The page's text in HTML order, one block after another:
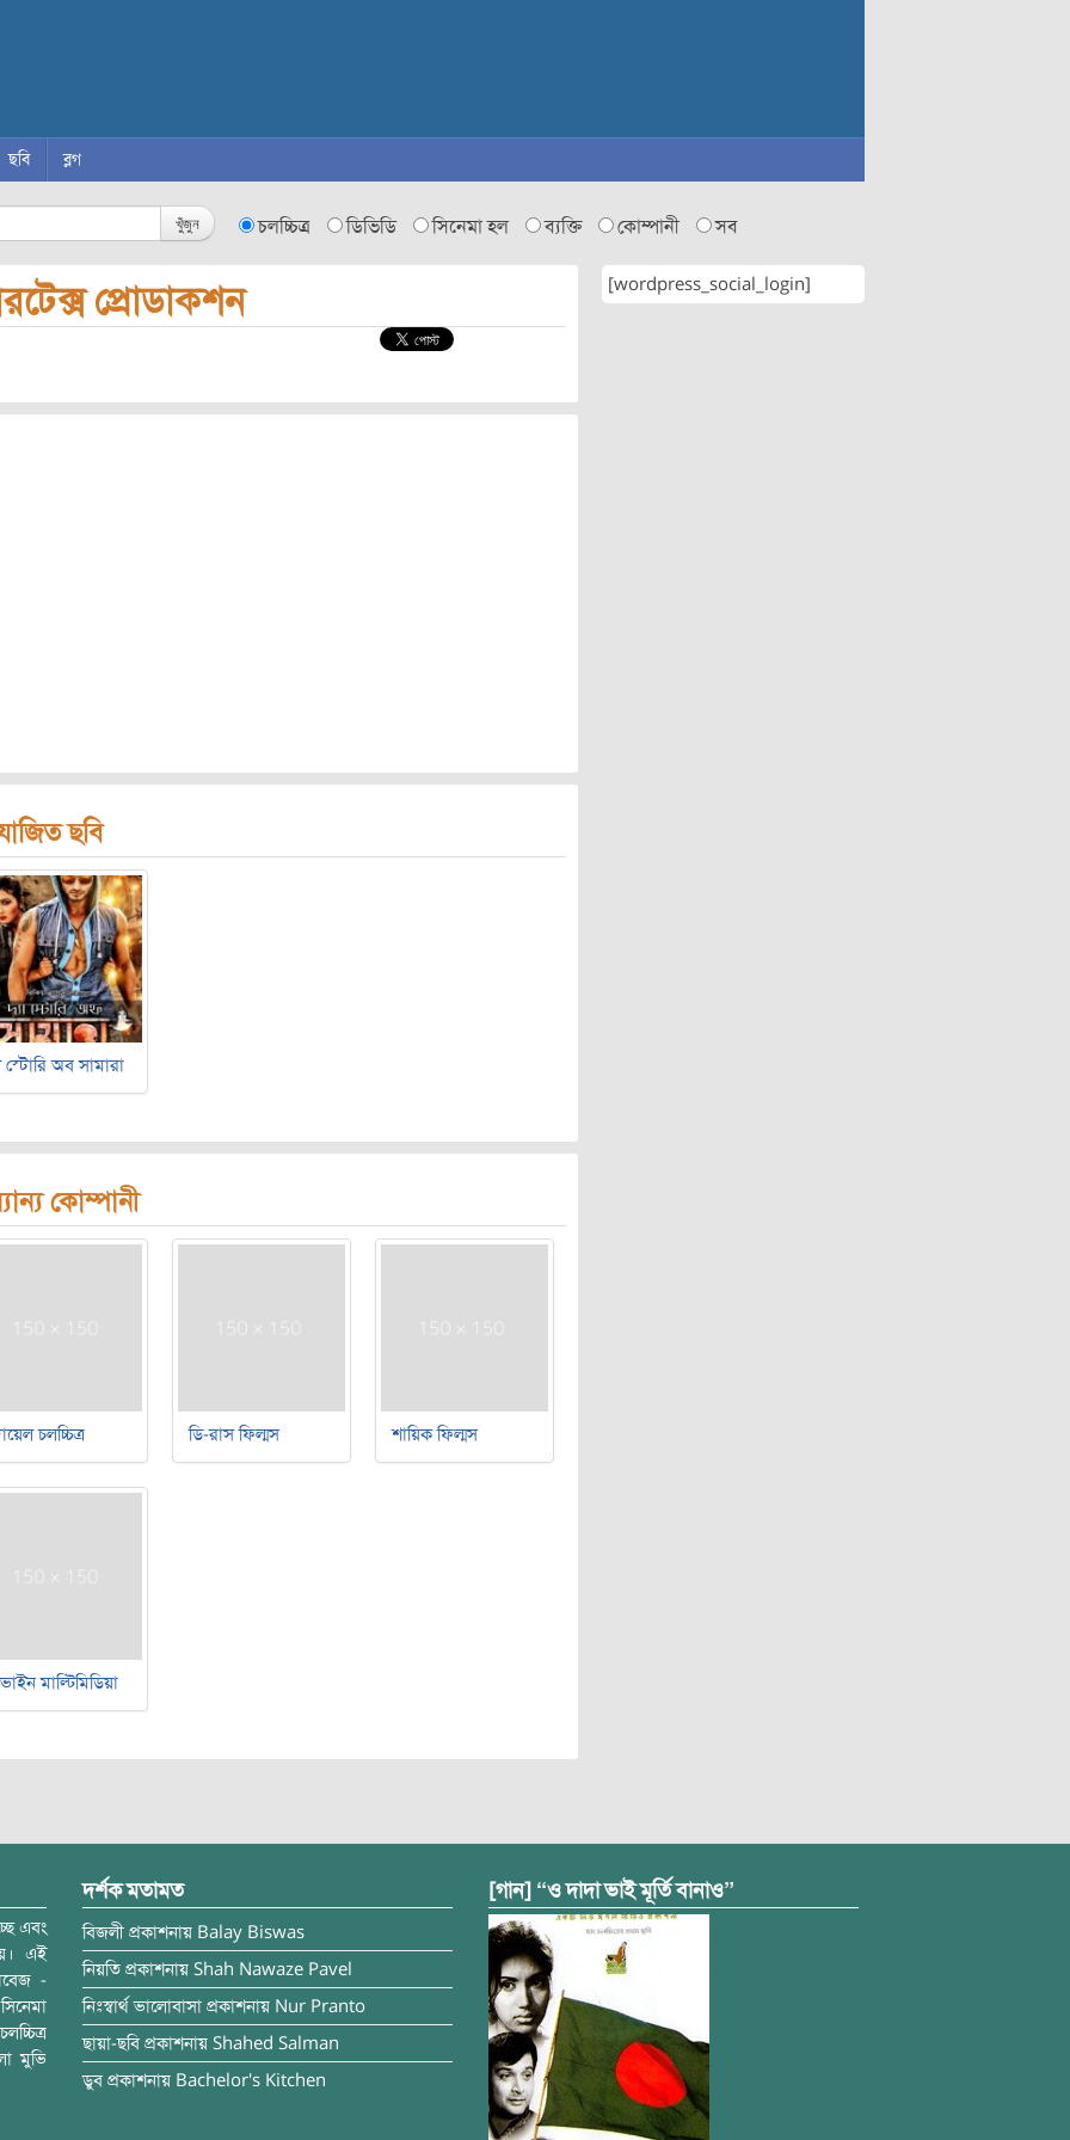
ছবি ব্লগ
খুঁজুন চলচ্চিত্র ডিভিডি সিনেমা হল ব্যক্তি কোম্পানী সব
প্রোডাকশন
ছবি
স্টোরি অব সামারা
কোম্পানী
চলচ্চিত্র ডি-রাস ফিল্মস শায়িক ফিল্মস
মাল্টিমিডিয়া
[wordpress_social_login]
এবং
এই
-
মুভি
দর্শক মতামত
বিজলী প্রকাশনায় Balay Biswas
নিয়তি প্রকাশনায় Shah Nawaze Pavel
নিঃস্বার্থ ভালোবাসা প্রকাশনায় Nur Pranto
ছায়া-ছবি প্রকাশনায় Shahed Salman
ডুব প্রকাশনায় Bachelor's Kitchen
[গান] “ও দাদা ভাই মূর্তি বানাও”